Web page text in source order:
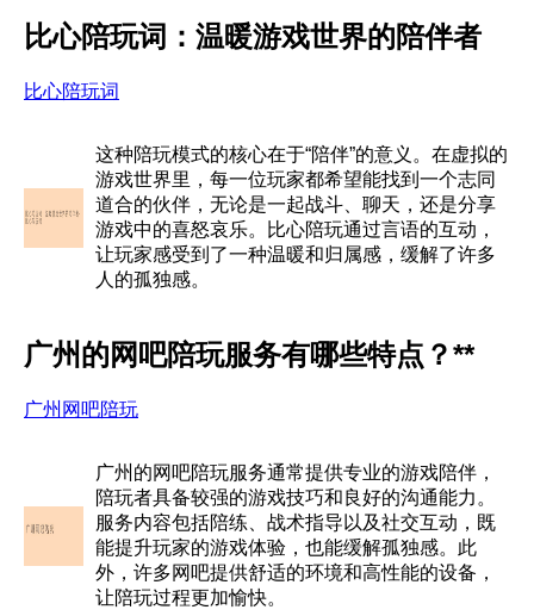
比心陪玩词：温暖游戏世界的陪伴者
比心陪玩词
这种陪玩模式的核心在于“陪伴”的意义。在虚拟的
游戏世界里，每一位玩家都希望能找到一个志同
道合的伙伴，无论是一起战斗、聊天，还是分享
游戏中的喜怒哀乐。比心陪玩通过言语的互动，
让玩家感受到了一种温暖和归属感，缓解了许多
人的孤独感。
广州的网吧陪玩服务有哪些特点？**
广州网吧陪玩
广州的网吧陪玩服务通常提供专业的游戏陪伴，
陪玩者具备较强的游戏技巧和良好的沟通能力。
服务内容包括陪练、战术指导以及社交互动，既
能提升玩家的游戏体验，也能缓解孤独感。此
外，许多网吧提供舒适的环境和高性能的设备，
让陪玩过程更加愉快。